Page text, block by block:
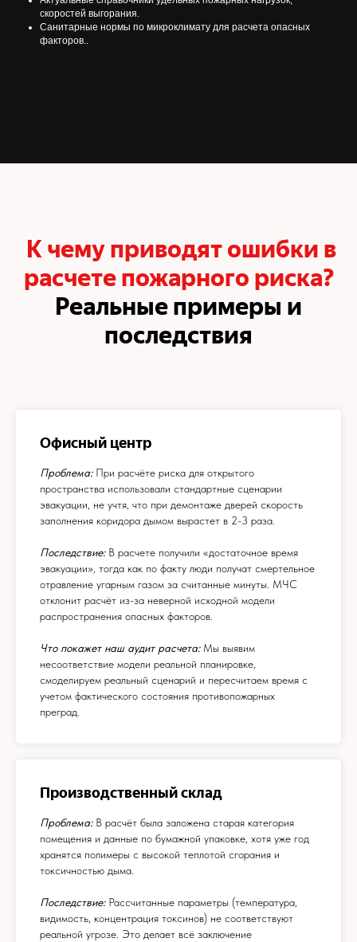
скоростей выгорания.
Санитарные нормы по микроклимату для расчета опасных
факторов..
К чему приводят ошибки в
расчете пожарного риска?
Реальные примеры и
последствия
Офисный центр
Проблема: При расчёте риска для открытого
пространства использовали стандартные сценарии
эвакуации, не учтя, что при демонтаже дверей скорость
заполнения коридора дымом вырастет в 2-3 раза.
Последствие: В расчете получили «достаточное время
эвакуации», тогда как по факту люди получат смертельное
отравление угарным газом за считанные минуты. МЧС
отклонит расчёт из-за неверной исходной модели
распространения опасных факторов.
Что покажет наш аудит расчета: Мы выявим
несоответствие модели реальной планировке,
смоделируем реальный сценарий и пересчитаем время с
учетом фактического состояния противопожарных
преград.
Производственный склад
Проблема: В расчёт была заложена старая категория
помещения и данные по бумажной упаковке, хотя уже год
хранятся полимеры с высокой теплотой сгорания и
токсичностью дыма.
Последствие: Рассчитанные параметры (температура,
видимость, концентрация токсинов) не соответствуют
реальной угрозе. Это делает всё заключение